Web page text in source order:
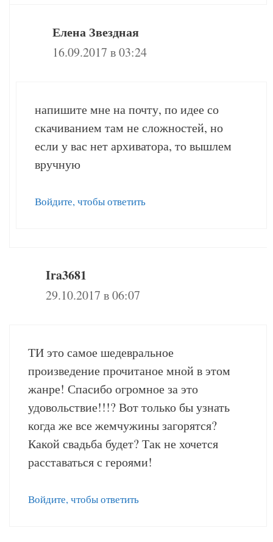
Елена Звездная
16.09.2017 в 03:24
напишите мне на почту, по идее со
скачиванием там не сложностей, но
если у вас нет архиватора, то вышлем
вручную
Войдите, чтобы ответить
Ira3681
29.10.2017 в 06:07
ТИ это самое шедевральное
произведение прочитаное мной в этом
жанре! Спасибо огромное за это
удовольствие!!!? Вот только бы узнать
когда же все жемчужины загорятся?
Какой свадьба будет? Так не хочется
расставаться с героями!
Войдите, чтобы ответить